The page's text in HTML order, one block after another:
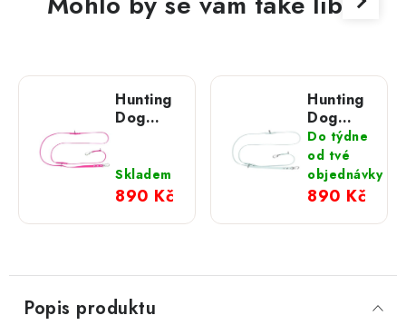
Hunting
Dog
vodítko
se
stříbrnou
hliníkovou
Skladem
890 Kč
Hunting
Dog
mentolové
přepínací
vodítko
se
stříbrnou
hliníkovou
Do týdne
od tvé
objednávky
890 Kč
Popis produktu